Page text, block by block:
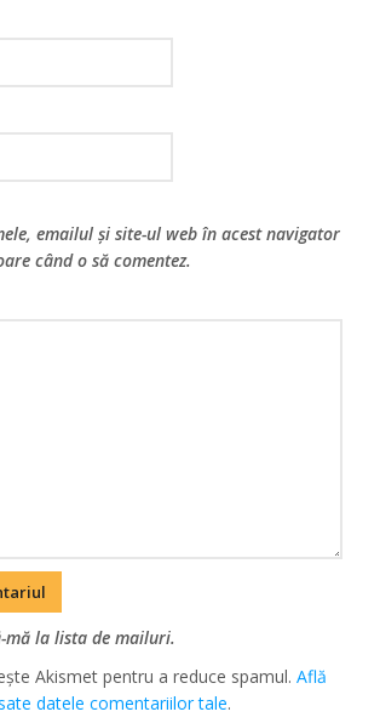
emailul și site-ul web în acest navigator
când o să comentez.
mă la lista de mailuri.
Akismet pentru a reduce spamul.Află
datele comentariilor tale.